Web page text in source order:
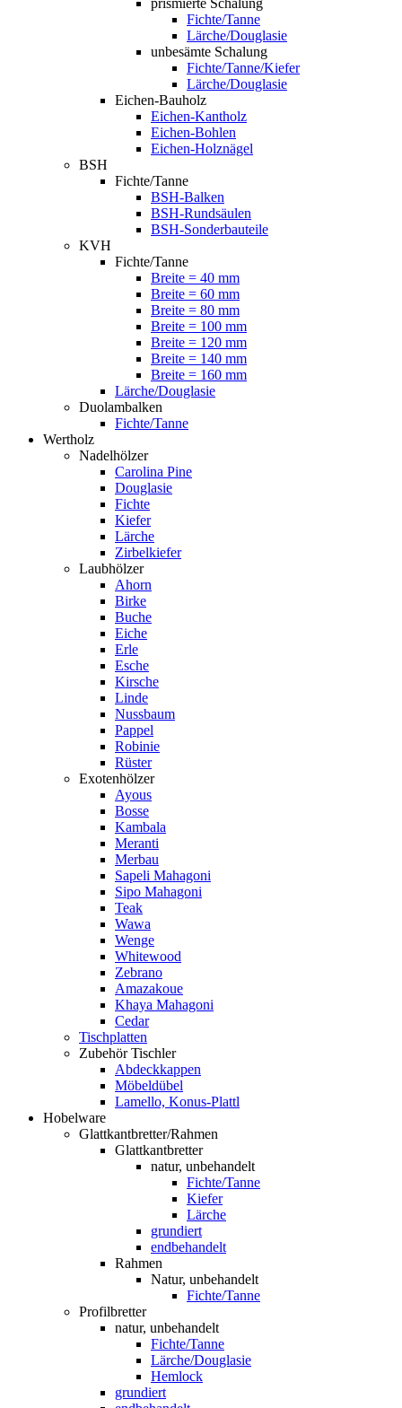
prismierte Schalung
Fichte/Tanne
Lärche/Douglasie
unbesämte Schalung
Fichte/Tanne/Kiefer
Lärche/Douglasie
Eichen-Bauholz
Eichen-Kantholz
Eichen-Bohlen
Eichen-Holznägel
BSH
Fichte/Tanne
BSH-Balken
BSH-Rundsäulen
BSH-Sonderbauteile
KVH
Fichte/Tanne
Breite = 40 mm
Breite = 60 mm
Breite = 80 mm
Breite = 100 mm
Breite = 120 mm
Breite = 140 mm
Breite = 160 mm
Lärche/Douglasie
Duolambalken
Fichte/Tanne
Wertholz
Nadelhölzer
Carolina Pine
Douglasie
Fichte
Kiefer
Lärche
Zirbelkiefer
Laubhölzer
Ahorn
Birke
Buche
Eiche
Erle
Esche
Kirsche
Linde
Nussbaum
Pappel
Robinie
Rüster
Exotenhölzer
Ayous
Bosse
Kambala
Meranti
Merbau
Sapeli Mahagoni
Sipo Mahagoni
Teak
Wawa
Wenge
Whitewood
Zebrano
Amazakoue
Khaya Mahagoni
Cedar
Tischplatten
Zubehör Tischler
Abdeckkappen
Möbeldübel
Lamello, Konus-Plattl
Hobelware
Glattkantbretter/Rahmen
Glattkantbretter
natur, unbehandelt
Fichte/Tanne
Kiefer
Lärche
grundiert
endbehandelt
Rahmen
Natur, unbehandelt
Fichte/Tanne
Profilbretter
natur, unbehandelt
Fichte/Tanne
Lärche/Douglasie
Hemlock
grundiert